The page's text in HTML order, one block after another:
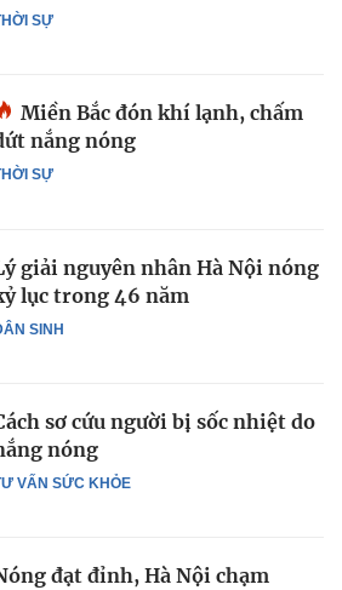
SỰ
SỰ
Miền Bắc đón khí lạnh, chấm
nắng nóng
SINH
giải nguyên nhân Hà Nội nóng
lục trong 46 năm
VẤN SỨC KHỎE
sơ cứu người bị sốc nhiệt do
nóng
đạt đỉnh, Hà Nội chạm